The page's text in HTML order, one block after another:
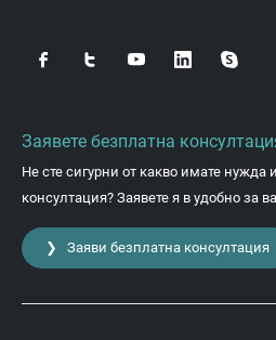
Заявете безплатна
Не сте сигурни от какво имате нужда
консултация? Заявете я в удобно за
❯ Заяви безплатна консултация